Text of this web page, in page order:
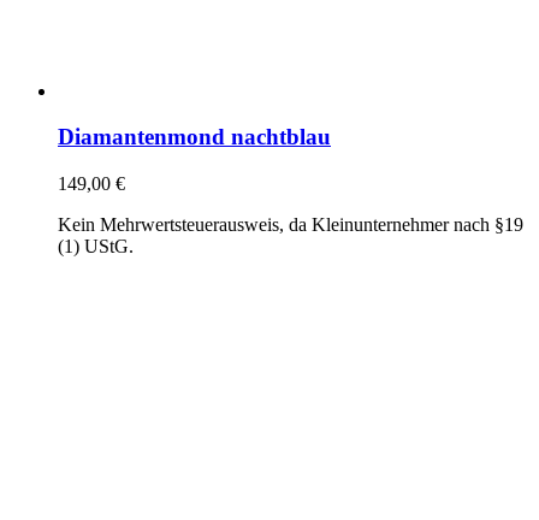
Diamantenmond nachtblau
149,00 €
Kein Mehrwertsteuerausweis, da Kleinunternehmer nach §19
(1) UStG.